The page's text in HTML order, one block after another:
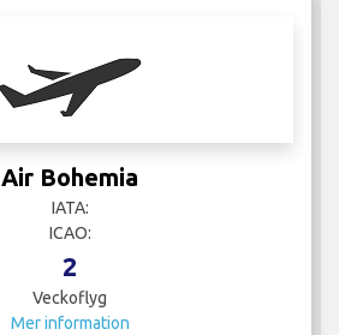
Air Bohemia
IATA:
ICAO:
2
Veckoflyg
Mer information